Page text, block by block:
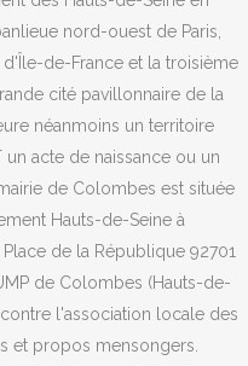
nord-ouest de Paris,
de-France et la troisième
cité pavillonnaire de la
néanmoins un territoire
un acte de naissance ou un
de Colombes est située
Hauts-de-Seine à
de la République 92701
de Colombes (Hauts-de-
l'association locale des
et propos mensongers.